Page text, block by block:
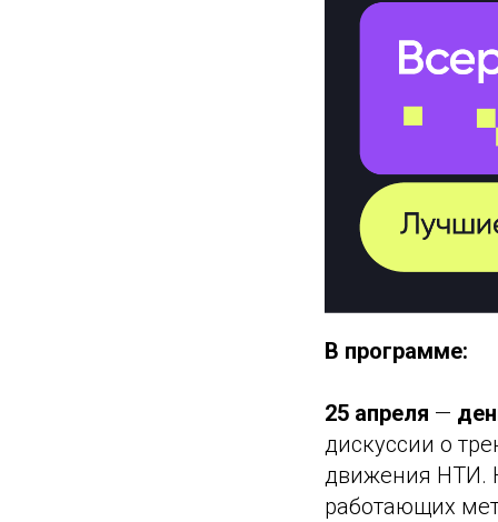
В программе:
25 апреля —
дискуссии о
движения НТИ.
работающих